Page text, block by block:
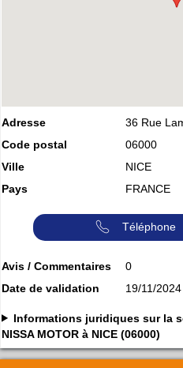
Adresse
36 Rue
Code postal
06000
Ville
NICE
Pays
FRANCE
Téléphone
Avis / Commentaires
0
Date de validation
19/11/
Informations juridiques sur la
NISSA MOTOR à NICE (06000)